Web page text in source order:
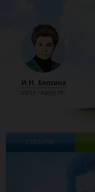
СОБЫТИЯ